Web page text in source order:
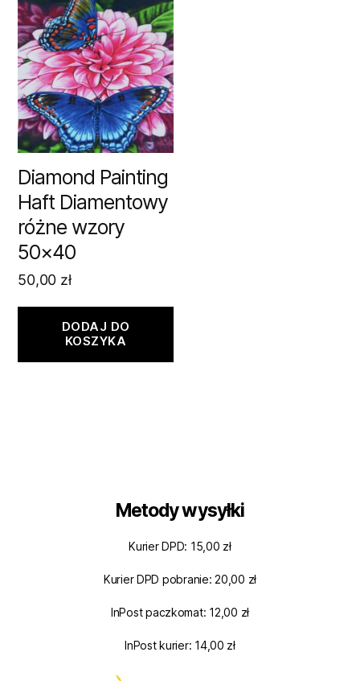
Diamond Painting
Haft Diamentowy
różne wzory
50×40
50,00 zł
DODAJ DO
KOSZYKA
Metody wysyłki
Kurier DPD: 15,00 zł
Kurier DPD pobranie: 20,00 zł
InPost paczkomat: 12,00 zł
InPost kurier: 14,00 zł